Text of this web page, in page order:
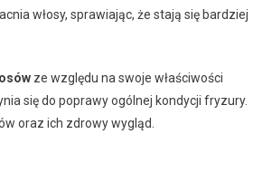
włosy, sprawiając, że stają się bardziej
ze względu na swoje właściwości
się do poprawy ogólnej kondycji fryzury.
oraz ich zdrowy wygląd.